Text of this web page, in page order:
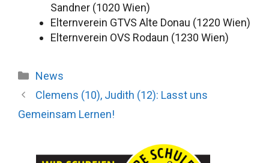
Sandner (1020 Wien)
Elternverein GTVS Alte Donau (1220 Wien)
Elternverein OVS Rodaun (1230 Wien)
Kategorien
News
Clemens (10), Judith (12): Lasst uns
Gemeinsam Lernen!